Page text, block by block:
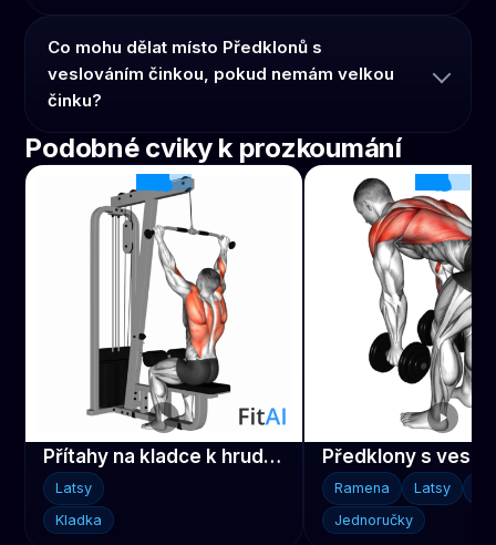
Co mohu dělat místo Předklonů s
veslováním činkou, pokud nemám velkou
činku?
Podobné cviky k prozkoumání
Přítahy na kladce k hrudníku
Latsy
Kladka
Ramena Latsy
Jednoručky